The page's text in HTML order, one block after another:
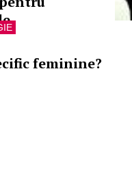
feminine?